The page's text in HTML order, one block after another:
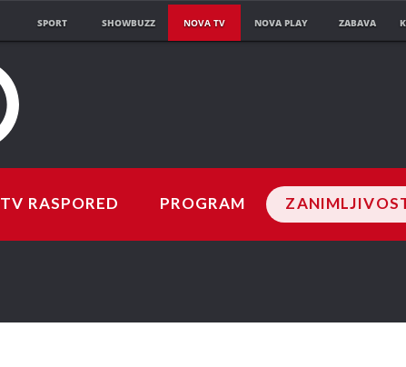
SPORT SHOWBUZZ NOVA TV NOVA PLAY ZABAVA
TV RASPORED PROGRAM